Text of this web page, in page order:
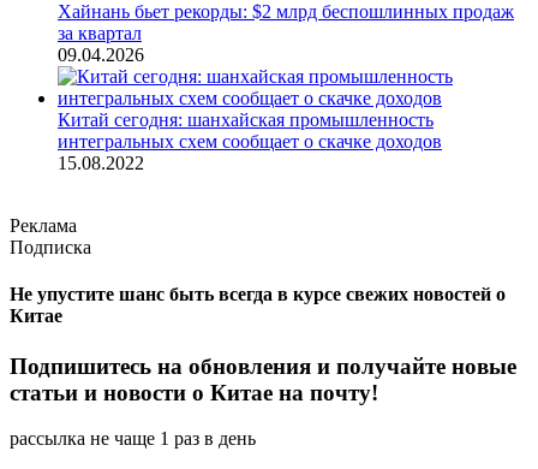
Хайнань бьет рекорды: $2 млрд беспошлинных продаж
за квартал
09.04.2026
Китай сегодня: шанхайская промышленность
интегральных схем сообщает о скачке доходов
15.08.2022
Реклама
Подписка
Не упустите шанс быть всегда в курсе свежих новостей о
Китае
Подпишитесь на обновления и получайте новые
статьи и новости о Китае на почту!
рассылка не чаще 1 раз в день